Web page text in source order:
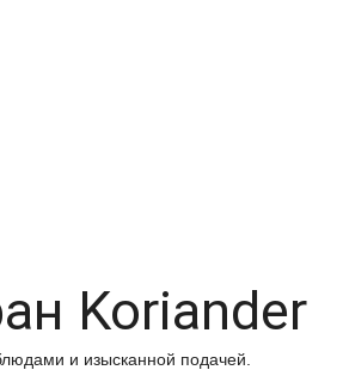
Koriander
и изысканной подачей.